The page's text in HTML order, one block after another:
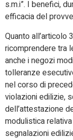
s.m.i”. I benefici,
efficacia del
Quanto all’articolo
ricomprendere tra
anche i negozi
tolleranze
nel corso di
violazioni edilizie,
dell’attestazione
modulistica
segnalazioni